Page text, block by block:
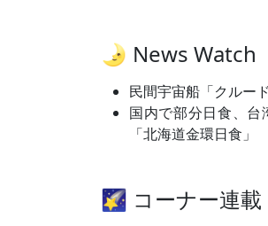
🌛 News Watch
民間宇宙船「クルー
国内で部分日食、
「北海道金環日食」
🌠 コーナー連載